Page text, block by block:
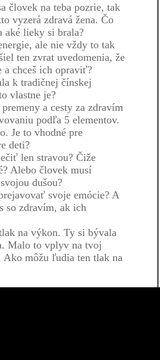
človek na teba pozrie, tak
vyzerá zdravá žena. Čo
aké lieky si brala?
ale nie vždy to tak
ten zvrat uvedomenia, že
a chceš ich opraviť?
k tradičnej čínskej
vlastne je?
a cesty za zdravím
podľa 5 elementov.
Je to vhodné pre
deti?
len stravou? Čiže
Alebo človek musí
dušou?
svoje emócie? A
so zdravím, ak ich
na výkon. Ty si bývala
Malo to vplyv na tvoj
Ako môžu ľudia ten tlak na